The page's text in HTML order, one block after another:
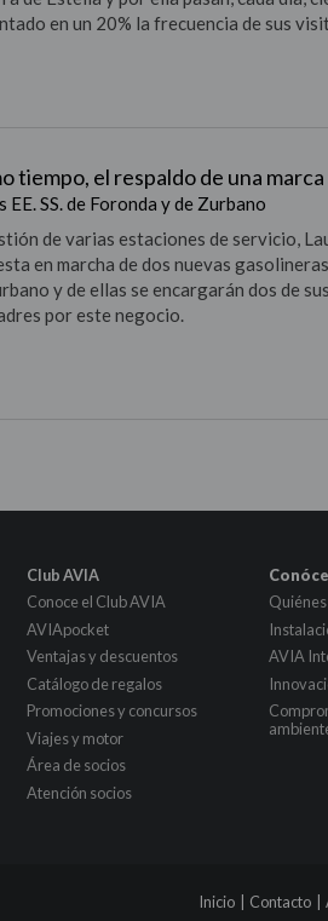
en un 20% la frecuencia de sus
tiempo, el respaldo de una
SS. de Foronda y de Zurbano
de varias estaciones de servicio,
en marcha de dos nuevas
y de ellas se encargarán dos de
por este negocio.
Club AVIA
Conoce el Club AVIA
AVIApocket
Ventajas y descuentos
Catálogo de regalos
Promociones y concursos
Viajes y motor
Área de socios
Atención socios
AVIA
Inicio Contacto